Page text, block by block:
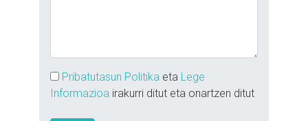
Pribatutasun Politikaeta Lege
Informazioairakurri ditut eta onartzen ditut